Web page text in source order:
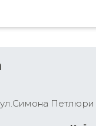
Петлюри